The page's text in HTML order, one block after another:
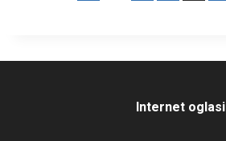
Internet oglasi